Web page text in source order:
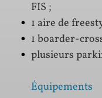
FIS ;
1 aire de
1 boarder-
plusieurs
Équipements